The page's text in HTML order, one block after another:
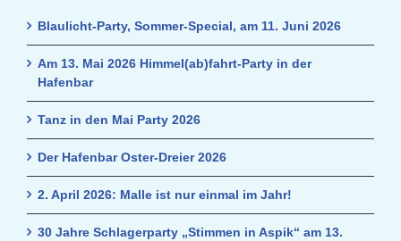
Blaulicht-Party, Sommer-Special, am 11. Juni 2026
Am 13. Mai 2026 Himmel(ab)fahrt-Party in der
Hafenbar
Tanz in den Mai Party 2026
Der Hafenbar Oster-Dreier 2026
2. April 2026: Malle ist nur einmal im Jahr!
30 Jahre Schlagerparty „Stimmen in Aspik“ am 13.